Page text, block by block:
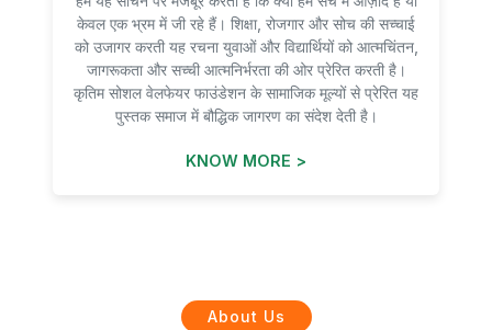
केवल एक भ्रम में जी रहे हैं। शिक्षा, रोजगार और सोच की सच्चाई
को उजागर करती यह रचना युवाओं और विद्यार्थियों को आत्मचिंतन,
जागरूकता और सच्ची आत्मनिर्भरता की ओर प्रेरित करती है।
कृतिम सोशल वेलफेयर फाउंडेशन के सामाजिक मूल्यों से प्रेरित यह
पुस्तक समाज में बौद्धिक जागरण का संदेश देती है।
KNOW MORE >
About Us